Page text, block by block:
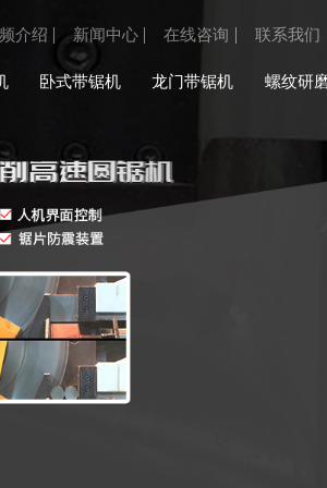
卧式带锯机 龙门带锯机 螺纹研
介绍 新闻中心 在线咨询 联系我们